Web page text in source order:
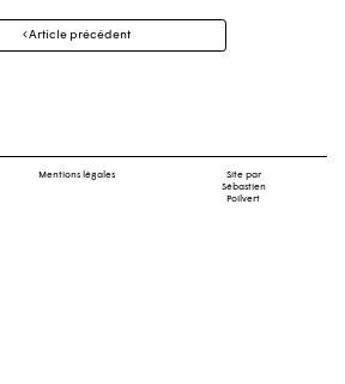
Article précédent
Mentions légales
Site par
Sébastien
Poilvert